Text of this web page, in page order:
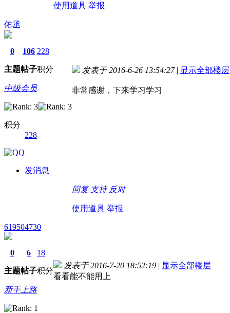
使用道具 举报
佑丞
0
主题
106
帖子
228
积分
中级会员
积分
228
发消息
发表于 2016-6-26 13:54:27 | 显示全部楼层
非常感谢，下来学习学习
回复 支持 反对
使用道具 举报
619504730
0
主题
6
帖子
18
积分
新手上路
发表于 2016-7-20 18:52:19 | 显示全部楼层
看看能不能用上